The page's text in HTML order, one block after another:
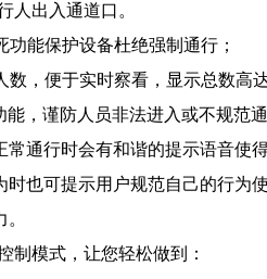
人出入通道口。
能保护设备杜绝强制通行；
数，便于实时察看，显示总数高达
， 谨防人员非法进入或不规范通
常通行时会有和谐的提示语音使
时也可提示用户规范自己的行为
制模式，让您轻松做到：